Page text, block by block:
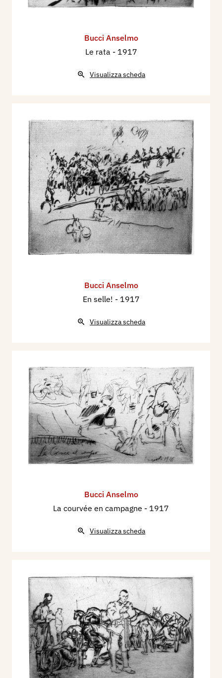
Bucci Anselmo
Le rata - 1917
Visualizza scheda
Bucci Anselmo
En selle! - 1917
Visualizza scheda
Bucci Anselmo
La courvée en campagne - 1917
Visualizza scheda